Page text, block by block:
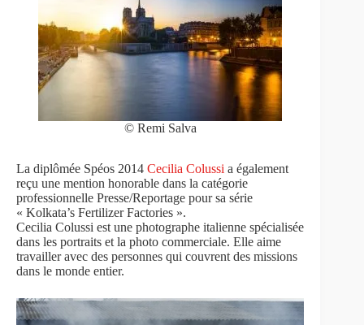
© Remi Salva
La diplômée Spéos 2014 Cecilia Colussi a également
reçu une mention honorable dans la catégorie
professionnelle Presse/Reportage pour sa série
« Kolkata’s Fertilizer Factories ».
Cecilia Colussi est une photographe italienne spécialisée
dans les portraits et la photo commerciale. Elle aime
travailler avec des personnes qui couvrent des missions
dans le monde entier.